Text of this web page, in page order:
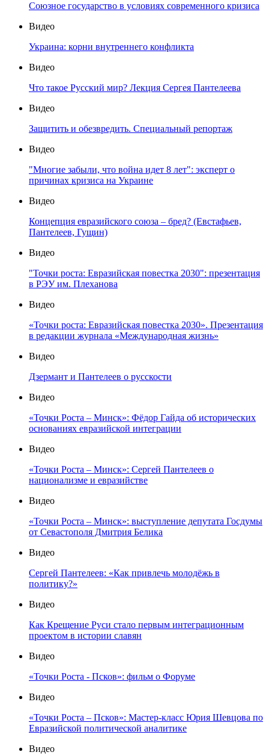
Союзное государство в условиях современного кризиса
Видео
Украина: корни внутреннего конфликта
Видео
Что такое Русский мир? Лекция Сергея Пантелеева
Видео
Защитить и обезвредить. Специальный репортаж
Видео
"Многие забыли, что война идет 8 лет": эксперт о
причинах кризиса на Украине
Видео
Концепция евразийского союза – бред? (Евстафьев,
Пантелеев, Гущин)
Видео
"Точки роста: Евразийская повестка 2030": презентация
в РЭУ им. Плеханова
Видео
«Точки роста: Евразийская повестка 2030». Презентация
в редакции журнала «Международная жизнь»
Видео
Дзермант и Пантелеев о русскости
Видео
«Точки Роста – Минск»: Фёдор Гайда об исторических
основаниях евразийской интеграции
Видео
«Точки Роста – Минск»: Сергей Пантелеев о
национализме и евразийстве
Видео
«Точки Роста – Минск»: выступление депутата Госдумы
от Севастополя Дмитрия Белика
Видео
Сергей Пантелеев: «Как привлечь молодёжь в
политику?»
Видео
Как Крещение Руси стало первым интеграционным
проектом в истории славян
Видео
«Точки Роста - Псков»: фильм о Форуме
Видео
«Точки Роста – Псков»: Мастер-класс Юрия Шевцова по
Евразийской политической аналитике
Видео